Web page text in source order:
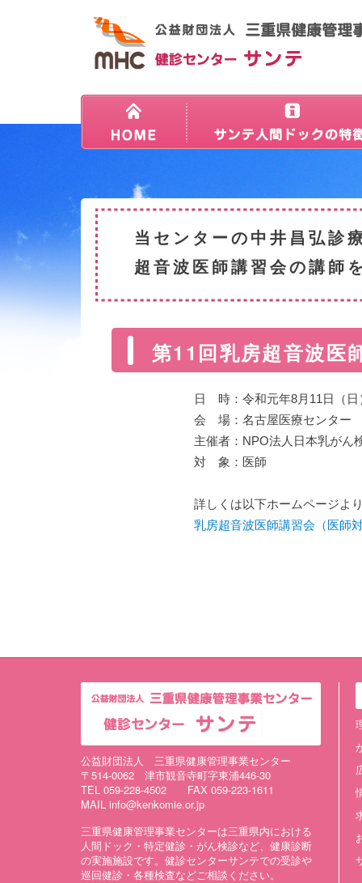
当センターの中井昌弘診
超音波医師講習会の講師
第11回乳房超音波医
日 時：令和元年8月11日（日
会 場：名古屋医療センター
主催者：NPO法人日本乳がん
対 象：医師
詳しくは以下ホームページよ
乳房超音波医師講習会（医師
公益財団法人 三重県健康管理事業センター
〒514-0062 津市観音寺町字東浦446-30
TEL 059-228-4502 FAX 059-223-1611
MAIL info@kenkomie.or.jp
三重県健康管理事業センターは三重県内における
人間ドック・特定健診・がん検診など、健康診断
の実施施設です。健診センターサンテでの受診や
巡回健診・各種検査などご相談ください。